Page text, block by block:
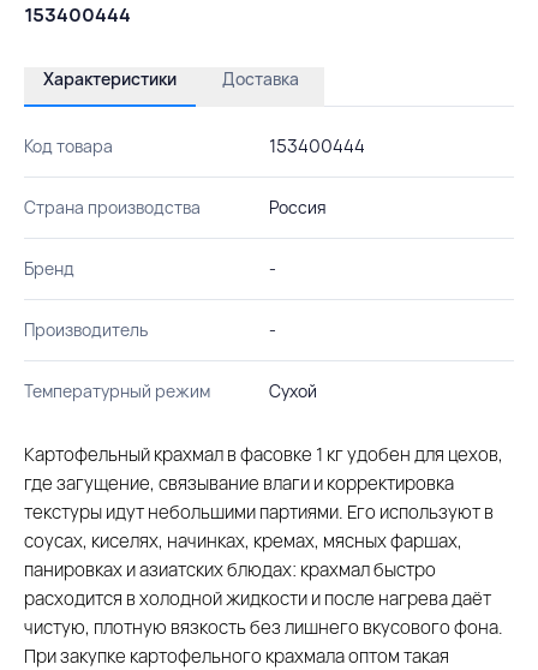
153400444
Характеристики Доставка
Код товара 153400444
Страна производства Россия
Бренд -
Производитель -
Температурный режим Сухой
Картофельный крахмал в фасовке 1 кг удобен для цехов,
где загущение, связывание влаги и корректировка
текстуры идут небольшими партиями. Его используют в
соусах, киселях, начинках, кремах, мясных фаршах,
панировках и азиатских блюдах: крахмал быстро
расходится в холодной жидкости и после нагрева даёт
чистую, плотную вязкость без лишнего вкусового фона.
При закупке картофельного крахмала оптом такая